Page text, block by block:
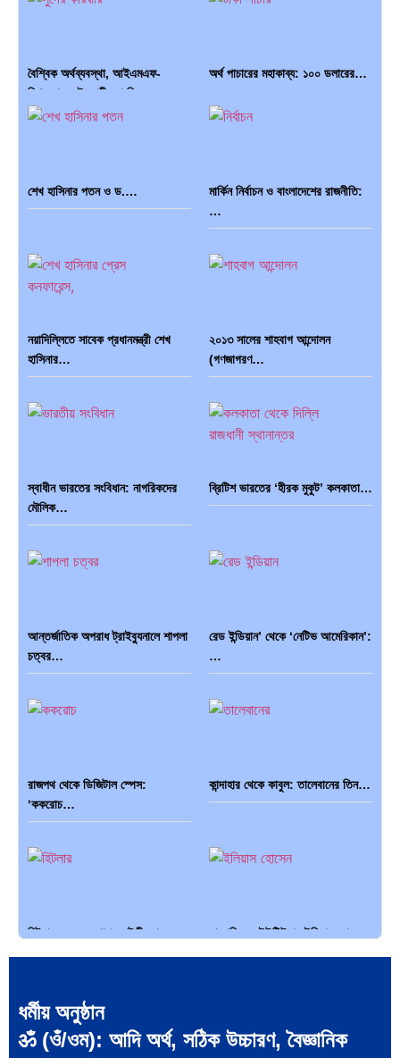
বৈশ্বিক অর্থব্যবস্থা, আইএমএফ-
বিশ্বব্যাংক, ইসলামী ব্যাংকিং…
অর্থ পাচারের মহাকাব্য: ১০০ ডলারের…
ক্রূরতা ও ধ্বংসের মহাকাব্য: পৃথিবীর…
পৃথিবীতে বর্তমানে মোট দেশের সংখ্যা…
এশিয়ান সেঞ্চুরির দ্বৈরথ: চীন-ভারতের
শেখ হাসিনার পতন ও ড.…
মার্কিন নির্বাচন ও বাংলাদেশের রাজনীতি:
…
নয়াদিল্লিতে সাবেক প্রধানমন্ত্রী শেখ
হাসিনার…
২০১৩ সালের শাহবাগ আন্দোলন
(গণজাগরণ…
স্বাধীন ভারতের সংবিধান: নাগরিকদের
মৌলিক…
ব্রিটিশ ভারতের ‘হীরক মুকুট’ কলকাতা…
আন্তর্জাতিক অপরাধ ট্রাইব্যুনালে শাপলা
চত্বর…
রেড ইন্ডিয়ান’ থেকে ‘নেটিভ আমেরিকান’:
…
রাজপথ থেকে ডিজিটাল স্পেস:
‘ককরোচ…
কান্দাহার থেকে কাবুল: তালেবানের তিন…
হিটলারের মৃত্যু, গোপন নাটকীয়তা ও…
সাংবাদিক ও ইউটিউবার ইলিয়াস হোসেন:
ধর্মীয় অনুষ্ঠান
ॐ (ওঁ/ওম): আদি অর্থ, সঠিক উচ্চারণ, বৈজ্ঞানিক